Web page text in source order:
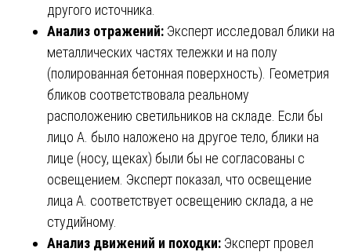
другого источника.
Анализ отражений: Эксперт исследовал блики на
металлических частях тележки и на полу
(полированная бетонная поверхность). Геометрия
бликов соответствовала реальному
расположению светильников на складе. Если бы
лицо А. было наложено на другое тело, блики на
лице (носу, щеках) были бы не согласованы с
освещением. Эксперт показал, что освещение
лица А. соответствует освещению склада, а не
студийному.
Анализ движений и походки: Эксперт провел